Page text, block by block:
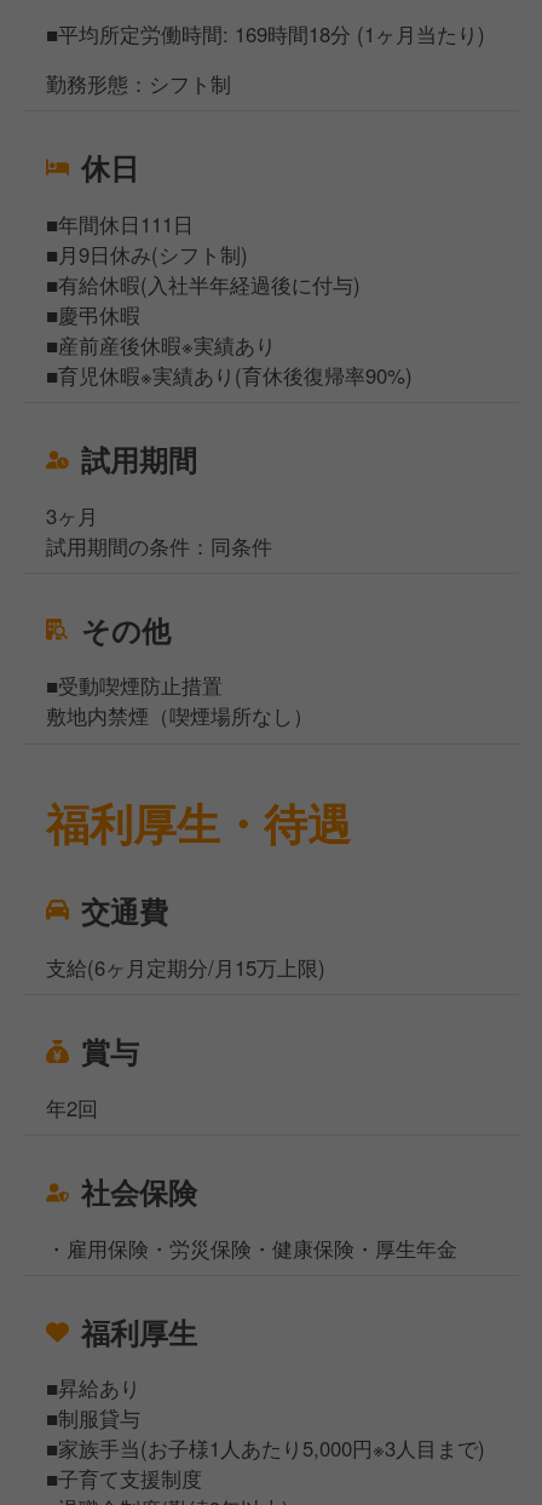
■平均所定労働時間: 169時間18分 (1ヶ月当たり)
勤務形態：シフト制
休日
■年間休日111日
■月9日休み(シフト制)
■有給休暇(入社半年経過後に付与)
■慶弔休暇
■産前産後休暇※実績あり
■育児休暇※実績あり(育休後復帰率90%)
試用期間
3ヶ月
試用期間の条件：同条件
その他
■受動喫煙防止措置
敷地内禁煙（喫煙場所なし）
福利厚生・待遇
交通費
支給(6ヶ月定期分/月15万上限)
賞与
年2回
社会保険
・雇用保険・労災保険・健康保険・厚生年金
福利厚生
■昇給あり
■制服貸与
■家族手当(お子様1人あたり5,000円※3人目まで)
■子育て支援制度